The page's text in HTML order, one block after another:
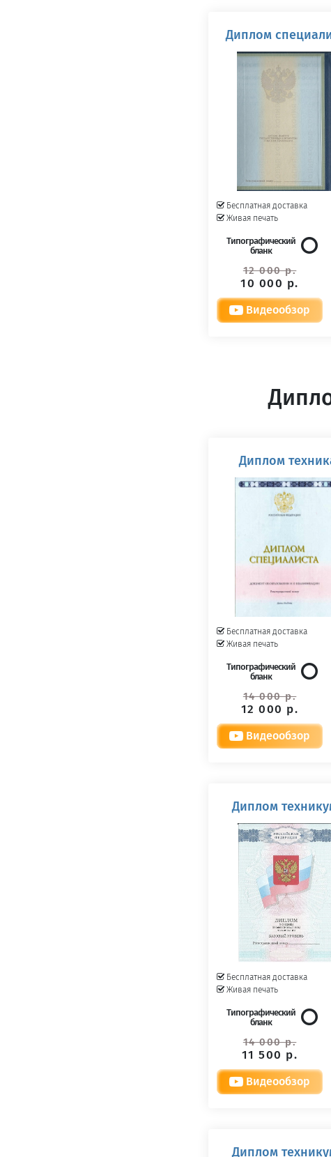
Диплом
Бесплатная доставка
Живая печать
Типографический
бланк
12 000 р.
10 000 р.
Видеообзор
Диплом
Бесплатная доставка
Живая печать
Типографический
бланк
14 000 р.
12 000 р.
Видеообзор
Диплом
Бесплатная доставка
Живая печать
Типографический
бланк
14 000 р.
11 500 р.
Видеообзор
Диплом